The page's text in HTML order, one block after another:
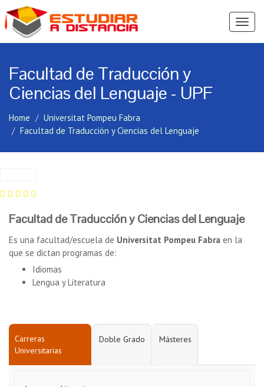
Ver
Facultad de Traducción y
Ciencias del Lenguaje - UPF
Home
Universitat Pompeu Fabra
Facultad de Traducción y Ciencias del Lenguaje
Facultad de Traducción y Ciencias del Lenguaje
Es una facultad/escuela de Universitat Pompeu Fabra en la
que se dictan programas de:
Idiomas
Lengua y Literatura
Carreras
Universitarias
Doble Grado Másteres